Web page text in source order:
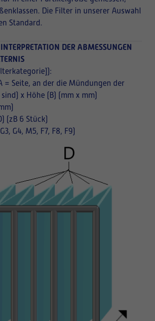
Die Filter in unserer Auswahl
Standard.
DER ABMESSUNGEN
= Seite, an der die Mündungen der
x Höhe (B) (mm x mm)
(zB 6 Stück)
G4, M5, F7, F8, F9)